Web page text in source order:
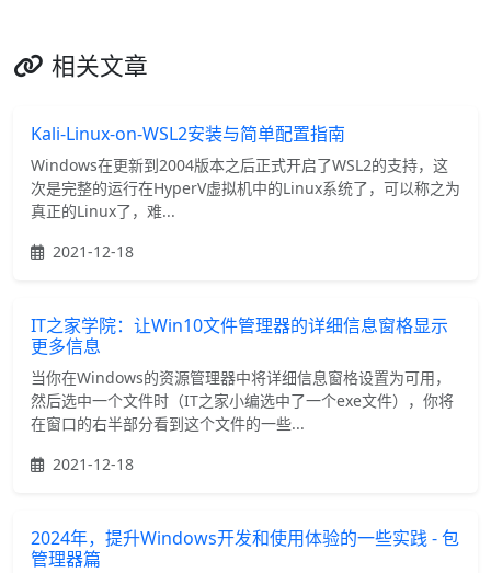
相关文章
Kali-Linux-on-WSL2安装与简单配置指南
Windows在更新到2004版本之后正式开启了WSL2的支持，这
次是完整的运行在HyperV虚拟机中的Linux系统了，可以称之为
真正的Linux了，难...
2021-12-18
IT之家学院：让Win10文件管理器的详细信息窗格显示
更多信息
当你在Windows的资源管理器中将详细信息窗格设置为可用，
然后选中一个文件时（IT之家小编选中了一个exe文件），你将
在窗口的右半部分看到这个文件的一些...
2021-12-18
2024年，提升Windows开发和使用体验的一些实践 - 包
管理器篇